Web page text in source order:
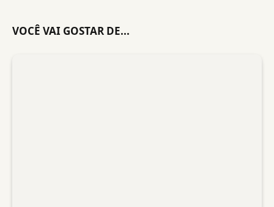
VOCÊ VAI GOSTAR DE...